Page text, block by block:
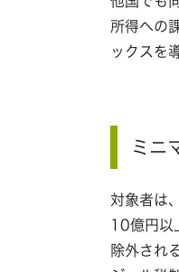
所得への
ックスを
ミニ
対象者は
10億円以
除外され